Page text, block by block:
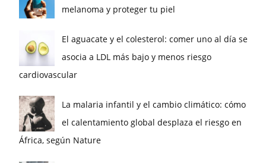
melanoma y proteger tu piel
El aguacate y el colesterol: comer uno al día se
asocia a LDL más bajo y menos riesgo
cardiovascular
La malaria infantil y el cambio climático: cómo
el calentamiento global desplaza el riesgo en
África, según Nature